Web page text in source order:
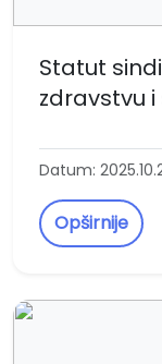
Statut
zdravstvu
Datum:
Opširnije